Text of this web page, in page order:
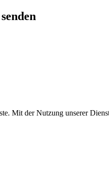
Mit der Nutzung unserer